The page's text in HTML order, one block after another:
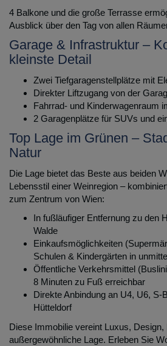
4 Balkone und die große Terrasse
Ausblick über den Tag von allen
Garage & Infrastruktur –
kleinste Detail
Zwei Tiefgaragenstellplätze mit
Direkter Liftzugang von der
Fahrrad- und Kinderwagenraum
2 Garagenplätze für SUVs und
Top Lage im Grünen –
Natur
Die Lage bietet das Beste aus beiden
Lebensstil einer Weinregion –
zum Zentrum von Wien:
In fußläufiger Entfernung zu den
Walde
Einkaufsmöglichkeiten
Schulen & Kindergärten in
Öffentliche Verkehrsmittel
8 Minuten zu Fuß erreichbar
Direkte Anbindung an U4, U6, S-
Hütteldorf
Diese Immobilie vereint Luxus, Design,
außergewöhnliche Lage. Erleben Sie